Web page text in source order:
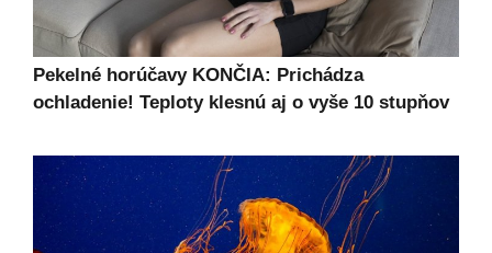
Pekelné horúčavy KONČIA: Prichádza
ochladenie! Teploty klesnú aj o vyše 10 stupňov